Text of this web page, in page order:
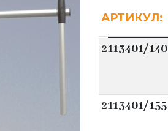
АРТИКУЛ:
2113401/140
2113401/155